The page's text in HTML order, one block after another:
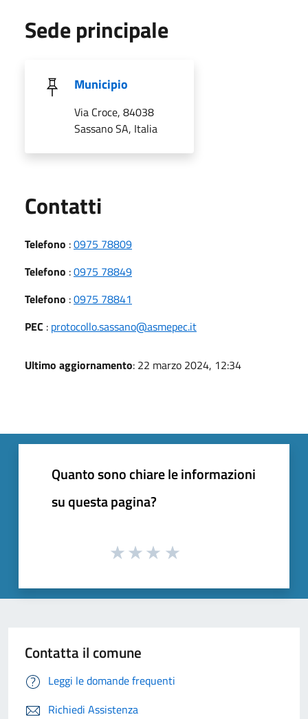
Sede principale
Municipio
Via Croce, 84038
Sassano SA, Italia
Contatti
Telefono :0975 78809
Telefono :0975 78849
Telefono :0975 78841
PEC : protocollo.sassano@asmepec.it
Ultimo aggiornamento: 22 marzo 2024, 12:34
Quanto sono chiare le informazioni
su questa pagina?
Contatta il comune
Leggi le domande frequenti
Richiedi Assistenza